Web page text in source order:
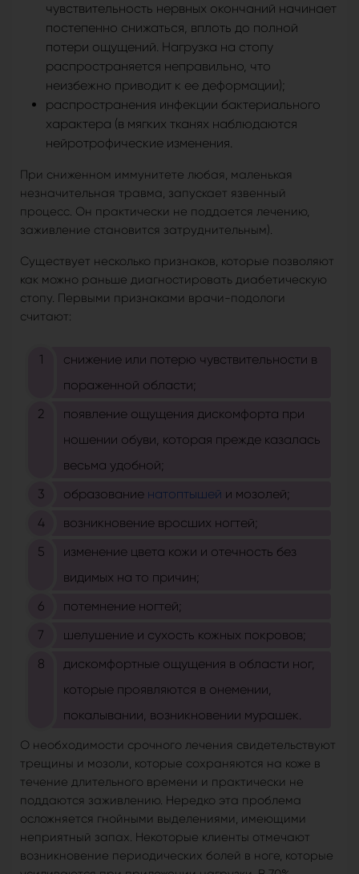
чувствительность нервных окончаний начинает
постепенно снижаться, вплоть до полной
потери ощущений. Нагрузка на стопу
распространяется неправильно, что
неизбежно приводит к ее деформации);
распространения инфекции бактериального
характера (в мягких тканях наблюдаются
нейротрофические изменения.
При сниженном иммунитете любая, маленькая
незначительная травма, запускает язвенный
процесс. Он практически не поддается лечению,
заживление становится затруднительным).
Существует несколько признаков, которые позволяют
как можно раньше диагностировать диабетическую
стопу. Первыми признаками врачи-подологи
считают:
снижение или потерю чувствительности в
пораженной области;
появление ощущения дискомфорта при
ношении обуви, которая прежде казалась
весьма удобной;
образование натоптышей и мозолей;
возникновение вросших ногтей;
изменение цвета кожи и отечность без
видимых на то причин;
потемнение ногтей;
шелушение и сухость кожных покровов;
дискомфортные ощущения в области ног,
которые проявляются в онемении,
покалывании, возникновении мурашек.
О необходимости срочного лечения свидетельствуют
трещины и мозоли, которые сохраняются на коже в
течение длительного времени и практически не
поддаются заживлению. Нередко эта проблема
осложняется гнойными выделениями, имеющими
неприятный запах. Некоторые клиенты отмечают
возникновение периодических болей в ноге, которые